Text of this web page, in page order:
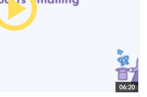
06:20